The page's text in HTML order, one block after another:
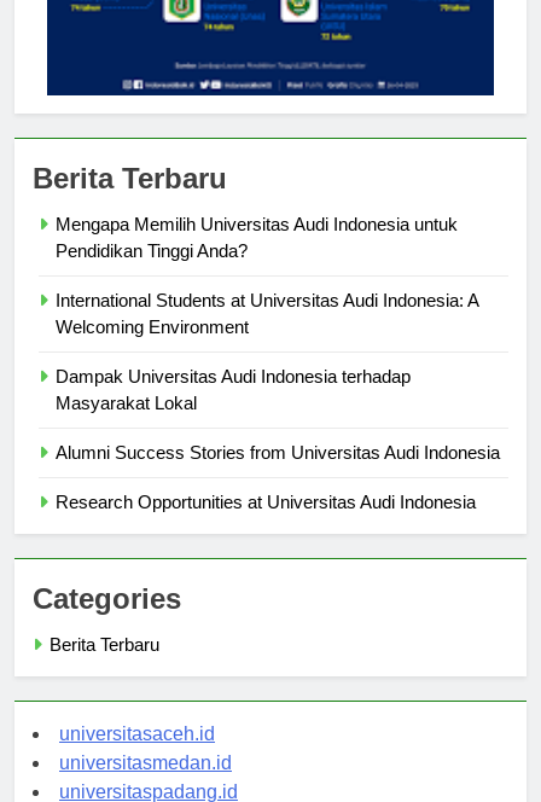
Mengapa Memilih Universitas Audi Indonesia untuk
International Students at Universitas Audi Indonesia: A
Dampak Universitas Audi Indonesia terhadap
Categories
universitasaceh.id
universitasmedan.id